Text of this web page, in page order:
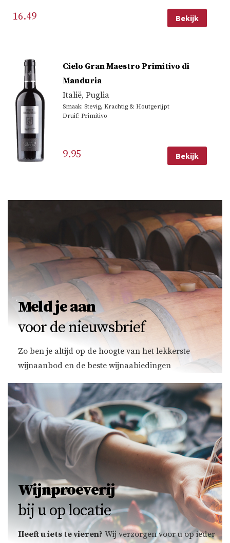
16.49 Bekijk
Cielo Gran Maestro Primitivo di
Manduria
Italië, Puglia
Smaak: Stevig, Krachtig & Houtgerijpt
Druif: Primitivo
9.95 Bekijk
Meld je aan
voor de nieuwsbrief
Zo ben je altijd op de hoogte van het lekkerste
wijnaanbod en de beste wijnaabiedingen
Wijnproeverij
bij u op locatie
Heeft u iets te vieren? Wij verzorgen voor u op ieder